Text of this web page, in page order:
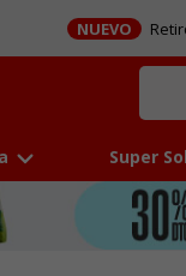
NUEVO
Super